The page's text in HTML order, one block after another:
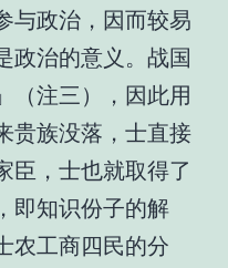
与政治，因而较易
政治的意义。战国
（注三），因此用
贵族没落，士直接
臣，士也就取得了
即知识份子的解
农工商四民的分